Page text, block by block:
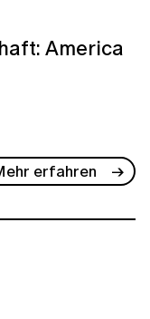
America
erfahren